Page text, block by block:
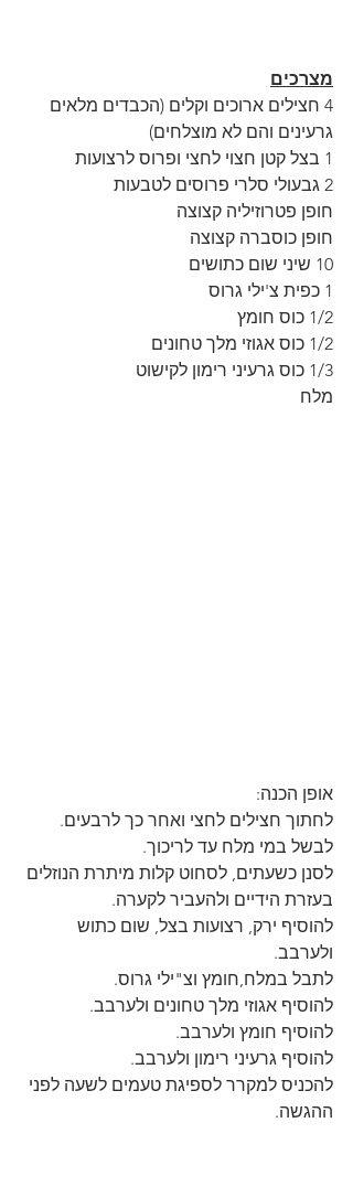
מצרכים
4 חצילים ארוכים וקלים (הכבדים מלאים
גרעינים והם לא מוצלחים)
1 בצל קטן חצוי לחצי ופרוס לרצועות
2 גבעולי סלרי פרוסים לטבעות
חופן פטרוזיליה קצוצה
חופן כוסברה קצוצה
10 שיני שום כתושים
1 כפית צ'ילי גרוס
1/2 כוס חומץ
1/2 כוס אגוזי מלך טחונים
1/3 כוס גרעיני רימון לקישוט
מלח
אופן הכנה:
לחתוך חצילים לחצי ואחר כך לרבעים.
לבשל במי מלח עד לריכוך.
לסנן כשעתים, לסחוט קלות מיתרת הנוזלים
בעזרת הידיים ולהעביר לקערה.
להוסיף ירק, רצועות בצל, שום כתוש
ולערבב.
לתבל במלח,חומץ וצ"ילי גרוס.
להוסיף אגוזי מלך טחונים ולערבב.
להוסיף חומץ ולערבב.
להוסיף גרעיני רימון ולערבב.
להכניס למקרר לספיגת טעמים לשעה לפני
ההגשה.